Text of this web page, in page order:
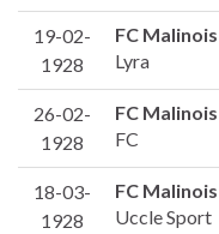
19-02-
1928
FC Malinois
Lyra
26-02-
1928
FC Malinois
FC
18-03-
1928
FC Malinois
Uccle Sport